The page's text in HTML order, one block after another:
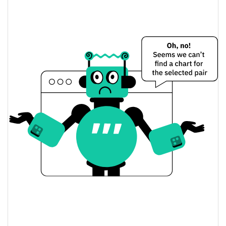
$0.00029010212
Abertura / Fecho de
Ontem
$0.00028922322 /
$0.00029010212
A mudança de ontem
Volume de ontem $9,932.6808
Histórico do preço do GAM3S.GG
7 dias Baixa / 7 dias Alta
$0.00028059357 /